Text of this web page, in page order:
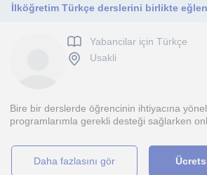
Yabancilar için Türkçe
Usakli
Bire bir derslerde öğrencinin ihtiyacına
programlarımla gerekli desteği sağlarken
daha fazlasını gör